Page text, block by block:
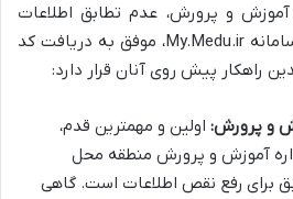
و پرورش، عدم تطابق اطلاعات
هویتی یا مشکلات فنی در سامانه My.Medu.ir، موفق به دریافت کد
راهکار پیش روی آنان قرار دارد:
و پرورش: اولین و مهمترین قدم،
آموزش و پرورش منطقه محل
برای رفع نقص اطلاعات است. گاهی